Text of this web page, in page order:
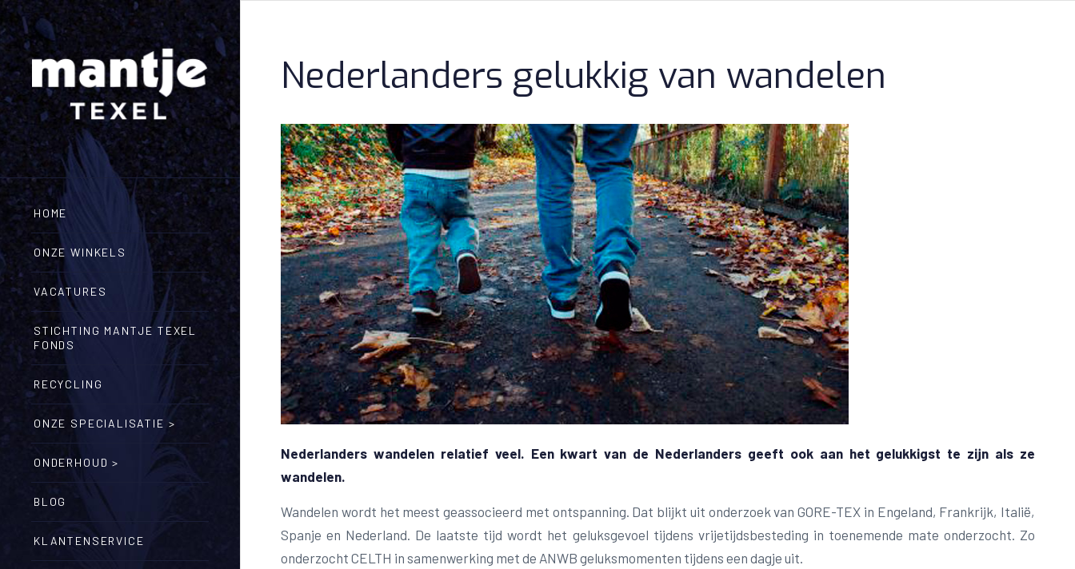
HOME
ONZE WINKELS
VACATURES
STICHTING MANTJE TEXEL
FONDS
RECYCLING
ONZE SPECIALISATIE >
ONDERHOUD >
BLOG
KLANTENSERVICE
Nederlanders gelukkig van wandelen
Nederlanders wandelen relatief veel. Een kwart van de Nederlanders geeft ook aan het gelukkigst te zijn als ze
wandelen.
Wandelen wordt het meest geassocieerd met ontspanning. Dat blijkt uit onderzoek van GORE-TEX in Engeland, Frankrijk, Italië,
Spanje en Nederland. De laatste tijd wordt het geluksgevoel tijdens vrijetijdsbesteding in toenemende mate onderzocht. Zo
onderzocht CELTH in samenwerking met de ANWB geluksmomenten tijdens een dagje uit.